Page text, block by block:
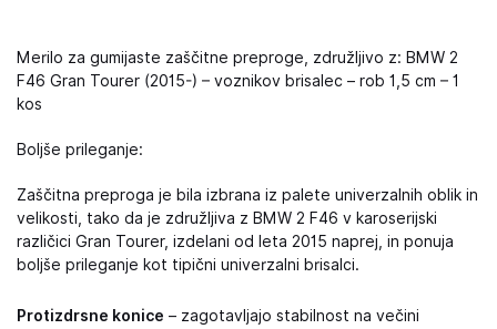
Merilo za gumijaste zaščitne preproge, združljivo z: BMW 2
F46 Gran Tourer (2015-) – voznikov brisalec – rob 1,5 cm – 1
kos
Boljše prileganje:
Zaščitna preproga je bila izbrana iz palete univerzalnih oblik in
velikosti, tako da je združljiva z BMW 2 F46 v karoserijski
različici Gran Tourer, izdelani od leta 2015 naprej, in ponuja
boljše prileganje kot tipični univerzalni brisalci.
Protizdrsne konice – zagotavljajo stabilnost na večini